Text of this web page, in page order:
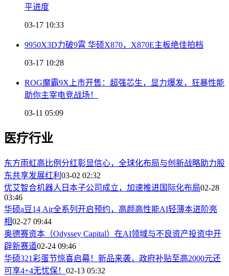
平进度
03-17 10:33
9950X3D力破9霄 华硕X870，X870E主板绝佳拍档
03-17 10:28
ROG魔霸9X上市开售：超强芯生，显力爆发，狂暴性能
助你主宰电竞战场！
03-11 05:09
医疗行业
东方雨虹高比例分红彰显信心，全球化布局与创新战略助力股
东共享发展红利 03-02 02:32
优艾智合机器人日本子公司成立，加速推进国际化布局02-28
03:46
华硕a豆14 Air全系列开启预约，高颜高性能AI轻薄本进阶亮
相02-27 09:44
奥德赛资本（Odyssey Capital）在AI领域与不良资产投资中开
辟新赛道02-24 09:46
华硕321彩蛋节惊喜启幕！新品来袭，政府补贴至高2000元还
可享4+4无忧保！ 02-13 05:32